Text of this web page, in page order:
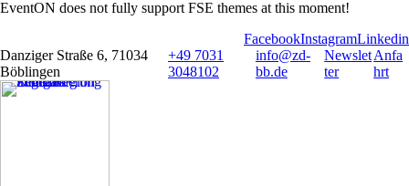
EventON does not fully support FSE themes at this moment!
FacebookInstagramLinkedin
Danziger Straße 6, 71034
Böblingen
+49 7031
3048102
info@zd-
bb.de
Newslet
ter
Anfa
hrt